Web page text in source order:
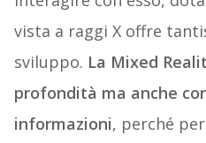
vista a raggi X offre
sviluppo. La Mixed
profondità ma anche
informazioni, perché